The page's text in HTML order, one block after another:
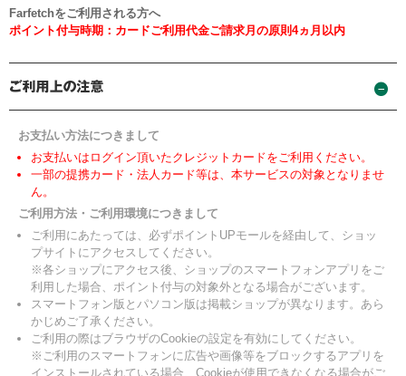
Farfetchをご利用される方へ
ポイント付与時期：カードご利用代金ご請求月の原則4ヵ月以内
お支払い方法につきまして
お支払いはログイン頂いたクレジットカードをご利用ください。
一部の提携カード・法人カード等は、本サービスの対象となりませ
ん。
ご利用方法・ご利用環境につきまして
ご利用にあたっては、必ずポイントUPモールを経由して、ショッ
プサイトにアクセスしてください。
※各ショップにアクセス後、ショップのスマートフォンアプリをご
利用した場合、ポイント付与の対象外となる場合がございます。
スマートフォン版とパソコン版は掲載ショップが異なります。あら
かじめご了承ください。
ご利用の際はブラウザのCookieの設定を有効にしてください。
※ご利用のスマートフォンに広告や画像等をブロックするアプリを
インストールされている場合、Cookieが使用できなくなる場合がご